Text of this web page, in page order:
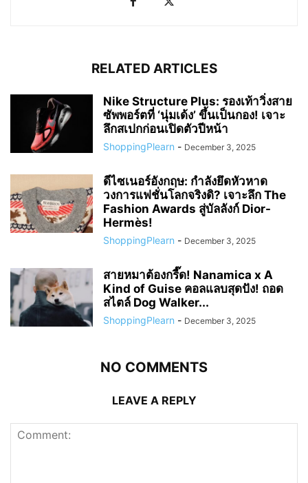
RELATED ARTICLES
Nike Structure Plus: รองเท้าวิ่งสาย
ซัพพอร์ตที่ ‘นุ่มเด้ง’ ขึ้นเป็นกอง! เจาะ
ลึกสเปกก่อนเปิดตัวปีหน้า
ShoppingPlearn - December 3, 2025
ดีไซเนอร์อังกฤษ: กำลังยึดหัวหาด
วงการแฟชั่นโลกจริงดิ? เจาะลึก The
Fashion Awards สู่บัลลังก์ Dior-
Hermès!
ShoppingPlearn - December 3, 2025
สายหมาต้องกรี๊ด! Nanamica x A
Kind of Guise คอลแลบสุดปัง! ถอด
สไตล์ Dog Walker...
ShoppingPlearn - December 3, 2025
NO COMMENTS
LEAVE A REPLY